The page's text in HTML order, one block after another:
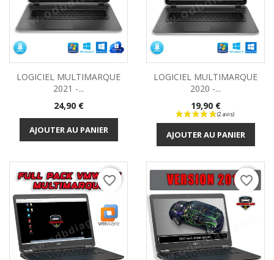
LOGICIEL MULTIMARQUE
2021 -...
Prix
24,90 €
AJOUTER AU PANIER
LOGICIEL MULTIMARQUE
2020 -...
Prix
19,90 €
AJOUTER AU PANIER
favorite_border favorite_border